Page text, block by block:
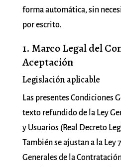
forma automática, sin
por escrito.
1. Marco Legal del
Aceptación
Legislación aplicable
Las presentes Condiciones
texto refundido de la Ley
y Usuarios (Real Decreto
También se ajustan a la Ley
Generales de la